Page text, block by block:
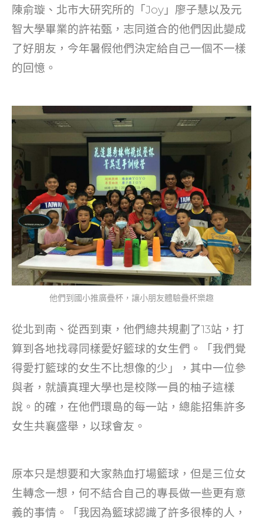
陳俞璇、北市大研究所的「Joy」廖子慧以及元
智大學畢業的許祐甄，志同道合的他們因此變成
了好朋友，今年暑假他們決定給自己一個不一樣
的回憶。
他們到國小推廣疊杯，讓小朋友體驗疊杯樂趣
從北到南、從西到東，他們總共規劃了13站，打
算到各地找尋同樣愛好籃球的女生們。「我們覺
得愛打籃球的女生不比想像的少」，其中一位參
與者，就讀真理大學也是校隊一員的柚子這樣
說。的確，在他們環島的每一站，總能招集許多
女生共襄盛舉，以球會友。
原本只是想要和大家熱血打場籃球，但是三位女
生轉念一想，何不結合自己的專長做一些更有意
義的事情。「我因為籃球認識了許多很棒的人，